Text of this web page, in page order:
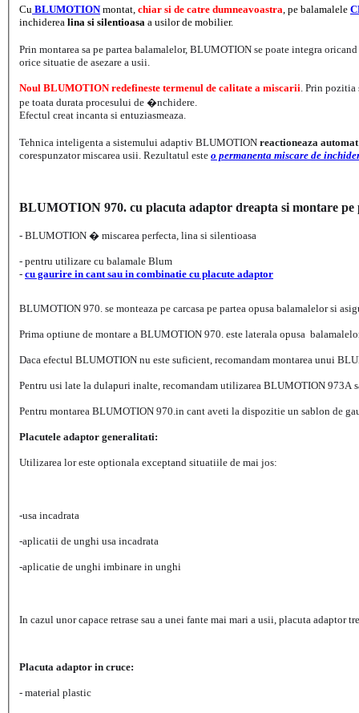
Cu BLUMOTION montat, chiar si de catre dumneavoastra, pe balamalele
inchiderea lina si silentioasa a usilor de mobilier.
Prin montarea sa pe partea balamalelor, BLUMOTION se poate integra
orice situatie de asezare a usii.
Noul BLUMOTION redefineste termenul de calitate a miscarii. Prin pozitia
pe toata durata procesului de �nchidere.
Efectul creat incanta si entuziasmeaza.
Tehnica inteligenta a sistemului adaptiv BLUMOTION reactioneaza automat
corespunzator miscarea usii. Rezultatul este o permanenta miscare de
BLUMOTION 970. cu placuta adaptor dreapta si montare pe
- BLUMOTION � miscarea perfecta, lina si silentioasa
- pentru utilizare cu balamale Blum
- cu gaurire in cant sau in combinatie cu placute adaptor
BLUMOTION 970. se monteaza pe carcasa pe partea opusa balamalelor si
Prima optiune de montare a BLUMOTION 970. este laterala opusa
Daca efectul BLUMOTION nu este suficient, recomandam montarea unui
Pentru usi late la dulapuri inalte, recomandam utilizarea BLUMOTION 973A
Pentru montarea BLUMOTION 970.in cant aveti la dispozitie un sablon de
Placutele adaptor generalitati:
Utilizarea lor este optionala exceptand situatiile de mai jos:
-usa incadrata
-aplicatii de unghi usa incadrata
-aplicatie de unghi imbinare in unghi
In cazul unor capace retrase sau a unei fante mai mari a usii, placuta adaptor
Placuta adaptor in cruce:
- material plastic